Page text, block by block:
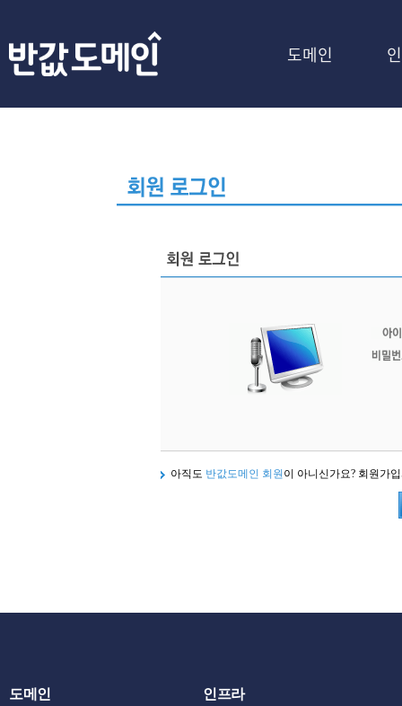
도메인
아직도 반값도메인 회원 이 아니신가요? 회원가
도메인 인프라